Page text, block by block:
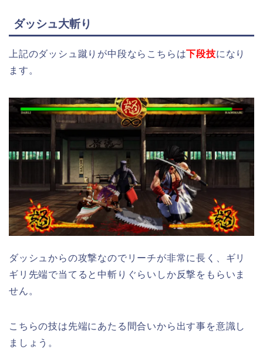
ダッシュ大斬り
上記のダッシュ蹴りが中段ならこちらは下段技になり
ます。
ダッシュからの攻撃なのでリーチが非常に長く、ギリ
ギリ先端で当てると中斬りぐらいしか反撃をもらいま
せん。
こちらの技は先端にあたる間合いから出す事を意識し
ましょう。